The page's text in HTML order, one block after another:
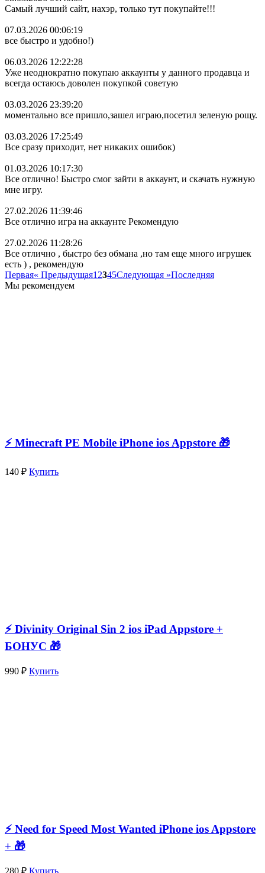
Самый лучший сайт, нахэр, только тут покупайте!!!
07.03.2026 00:06:19
все быстро и удобно!)
06.03.2026 12:22:28
Уже неоднократно покупаю аккаунты у данного продавца и
всегда остаюсь доволен покупкой советую
03.03.2026 23:39:20
моментально все пришло,зашел играю,посетил зеленую рощу.
03.03.2026 17:25:49
Все сразу приходит, нет никаких ошибок)
01.03.2026 10:17:30
Все отлично! Быстро смог зайти в аккаунт, и скачать нужную
мне игру.
27.02.2026 11:39:46
Все отлично игра на аккаунте Рекомендую
27.02.2026 11:28:26
Все отлично , быстро без обмана ,но там еще много игрушек
есть ) , рекомендую
Первая« Предыдущая1 2345Следующая »Последняя
Мы рекомендуем
⚡️ Minecraft PE Mobile iPhone ios Appstore 🎁
140 ₽ Купить
⚡️ Divinity Original Sin 2 ios iPad Appstore +
БОНУС 🎁
990 ₽ Купить
⚡️ Need for Speed Most Wanted iPhone ios Appstore
+ 🎁
280 ₽ Купить